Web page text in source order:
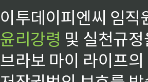
이투데이피엔씨 임
윤리강령 및 실천규
브라보 마이 라이프